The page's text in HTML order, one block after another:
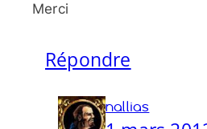
Merci
Répondre
nallias